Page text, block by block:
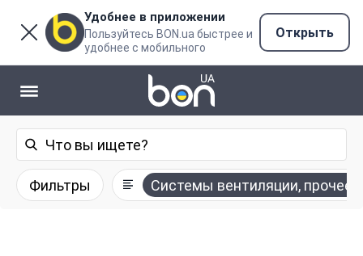
Удобнее в приложении
Пользуйтесь BON.ua быстрее и
удобнее с мобильного
Открыть
Фильтры Системы вентиляции, прочее